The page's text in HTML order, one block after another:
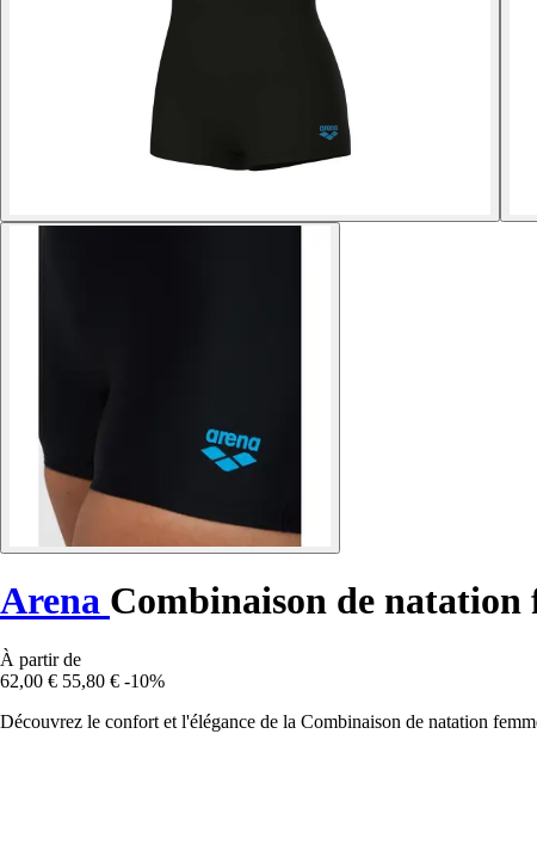
Arena Combinaison de natation
À partir de
62,00 € 55,80 € -10%
Découvrez le confort et l'élégance de la Combinaison de natation